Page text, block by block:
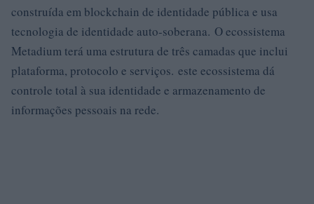
construída em blockchain de identidade pública e usa
tecnologia de identidade auto-soberana. O ecossistema
Metadium terá uma estrutura de três camadas que inclui
plataforma, protocolo e serviços. este ecossistema dá
controle total à sua identidade e armazenamento de
informações pessoais na rede.